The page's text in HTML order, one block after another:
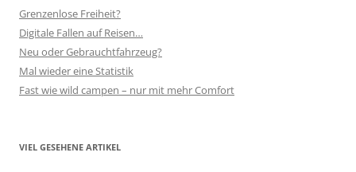
Grenzenlose Freiheit?
Digitale Fallen auf Reisen…
Neu oder Gebrauchtfahrzeug?
Mal wieder eine Statistik
Fast wie wild campen – nur mit mehr Comfort
VIEL GESEHENE ARTIKEL